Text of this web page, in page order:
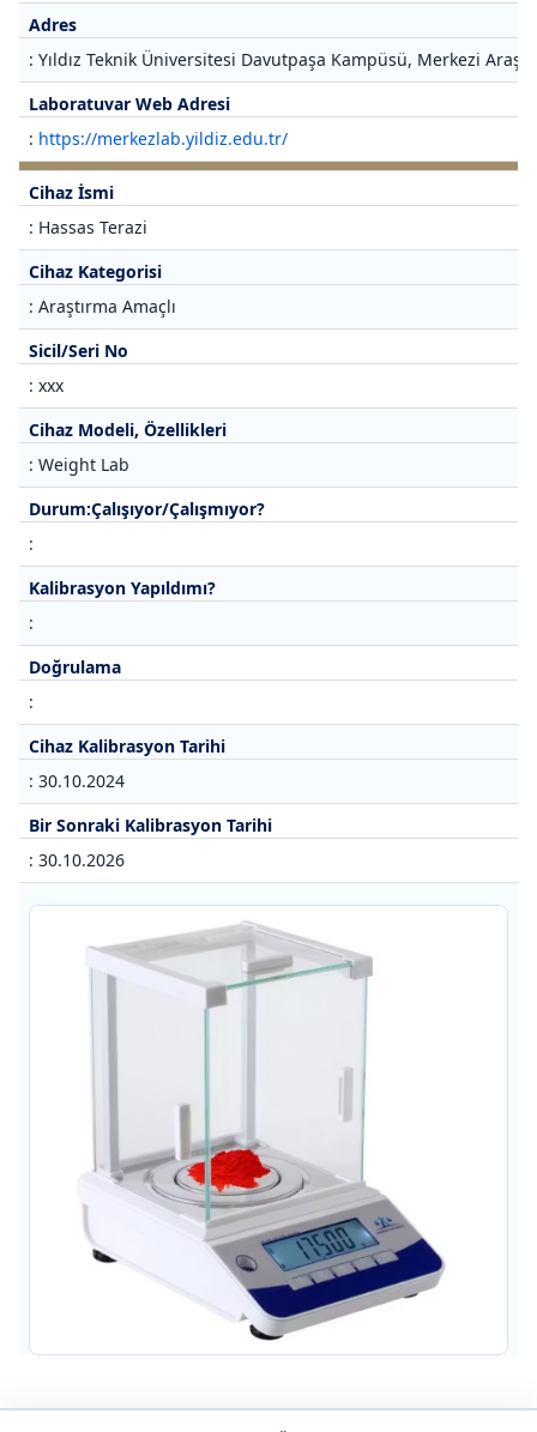
Adres
: Yıldız Teknik Üniversitesi Davutpaşa Kampüsü, Merkezi
Laboratuvar Web Adresi
: https://merkezlab.yildiz.edu.tr/
Cihaz İsmi
: Hassas Terazi
Cihaz Kategorisi
: Araştırma Amaçlı
Sicil/Seri No
: xxx
Cihaz Modeli, Özellikleri
: Weight Lab
Durum:Çalışıyor/Çalışmıyor?
:
Kalibrasyon Yapıldımı?
:
Doğrulama
:
Cihaz Kalibrasyon Tarihi
: 30.10.2024
Bir Sonraki Kalibrasyon Tarihi
: 30.10.2026